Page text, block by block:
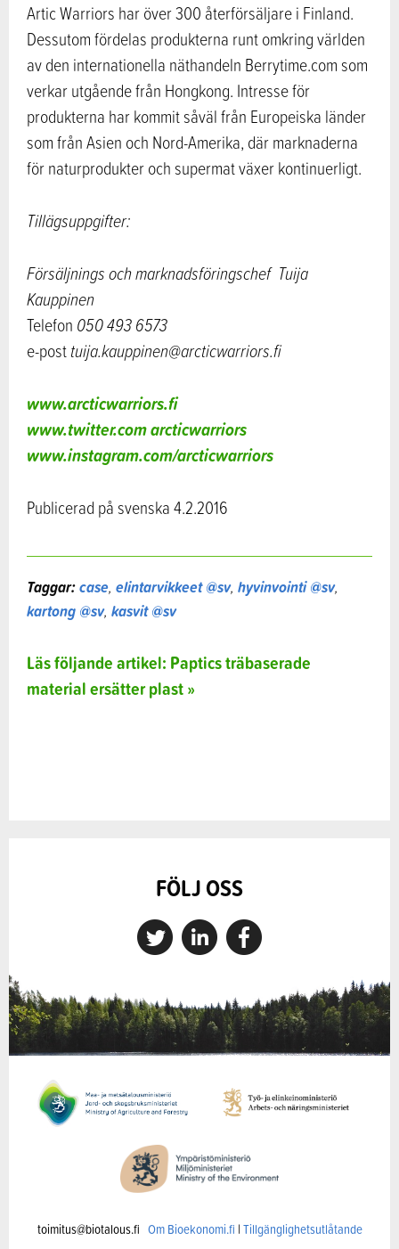
Artic Warriors har över 300 återförsäljare i Finland.
Dessutom fördelas produkterna runt omkring världen
av den internationella näthandeln Berrytime.com som
verkar utgående från Hongkong. Intresse för
produkterna har kommit såväl från Europeiska länder
som från Asien och Nord-Amerika, där marknaderna
för naturprodukter och supermat växer kontinuerligt.
Tillägsuppgifter:
Försäljnings och marknadsföringschef Tuija
Kauppinen
Telefon 050 493 6573
e-posttuija.kauppinen@arcticwarriors.fi
www.arcticwarriors.fi
www.twitter.com arcticwarriors
www.instagram.com/arcticwarriors
Publicerad på svenska 4.2.2016
Taggar:case, elintarvikkeet @sv, hyvinvointi @sv,
kartong @sv, kasvit @sv
Läs följande artikel: Paptics träbaserade
material ersätter plast »
FÖLJ OSS
toimitus@biotalous.fi Om Bioekonomi.fi |Tillgänglighetsutlåtande